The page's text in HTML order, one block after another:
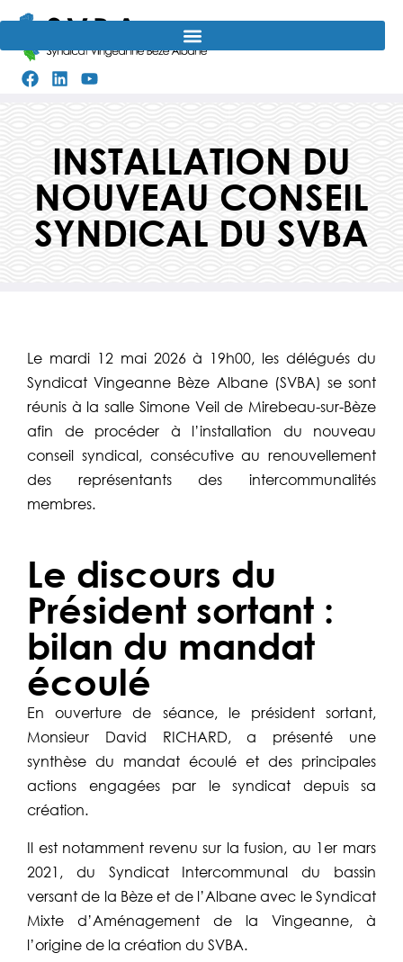
Aller
au
INSTALLATION DU
NOUVEAU CONSEIL
SYNDICAL DU SVBA
Le mardi 12 mai 2026 à 19h00, les délégués du
Syndicat Vingeanne Bèze Albane (SVBA) se sont
réunis à la salle Simone Veil de Mirebeau-sur-Bèze
afin de procéder à l’installation du nouveau
conseil syndical, consécutive au renouvellement
des représentants des intercommunalités
membres.
Le discours du
Président sortant :
bilan du mandat
écoulé
En ouverture de séance, le président sortant,
Monsieur David RICHARD, a présenté une
synthèse du mandat écoulé et des principales
actions engagées par le syndicat depuis sa
création.
Il est notamment revenu sur la fusion, au 1er mars
2021, du Syndicat Intercommunal du bassin
versant de la Bèze et de l’Albane avec le Syndicat
Mixte d’Aménagement de la Vingeanne, à
l’origine de la création du SVBA.